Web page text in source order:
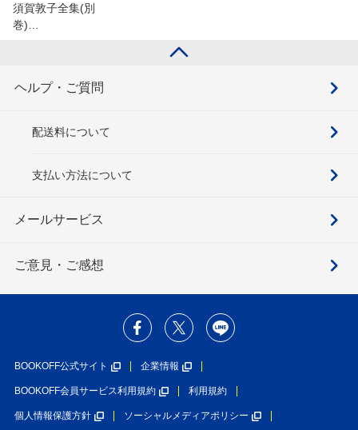
須賀敦子全集(別
巻)…
ヘルプ・ご質問
配送料について
支払い方法について
メールサービス
ご意見・ご感想
BOOKOFF公式サイト 企業情報
BOOKOFF会員サービス利用規約 利用規約
個人情報保護方針 ソーシャルメディアポリシー